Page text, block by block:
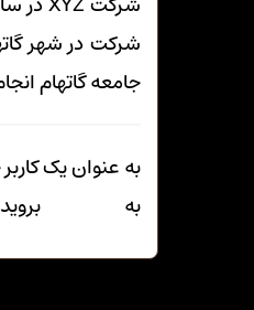
جامعه گاتهام
به عنوان یک
به